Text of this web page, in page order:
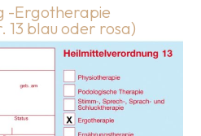
-Ergotherapie
blau oder rosa)